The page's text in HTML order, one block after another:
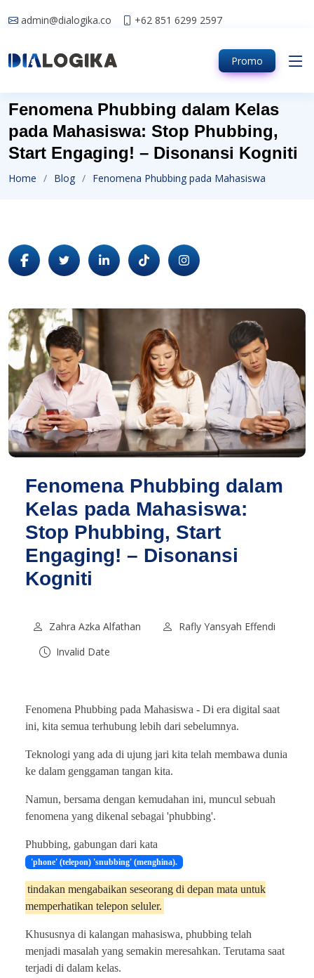
admin@dialogika.co +62 851 6299 2597
Promo
Fenomena Phubbing dalam Kelas
pada Mahasiswa: Stop Phubbing,
Start Engaging! – Disonansi Kogniti
Home Blog Fenomena Phubbing pada Mahasiswa
Fenomena Phubbing dalam
Kelas pada Mahasiswa:
Stop Phubbing, Start
Engaging! – Disonansi
Kogniti
Zahra Azka Alfathan
Rafly Yansyah Effendi
Invalid Date
Fenomena Phubbing pada Mahasiswa - Di era digital saat
ini, kita semua terhubung lebih dari sebelumnya.
Teknologi yang ada di ujung jari kita telah membawa dunia
ke dalam genggaman tangan kita.
Namun, bersama dengan kemudahan ini, muncul sebuah
fenomena yang dikenal sebagai 'phubbing'.
Phubbing, gabungan dari kata
'phone' (telepon) 'snubbing' (menghina).
tindakan mengabaikan seseorang di depan mata untuk
memperhatikan telepon seluler.
Khususnya di kalangan mahasiswa, phubbing telah
menjadi masalah yang semakin meresahkan. Terutama saat
terjadi di dalam kelas.